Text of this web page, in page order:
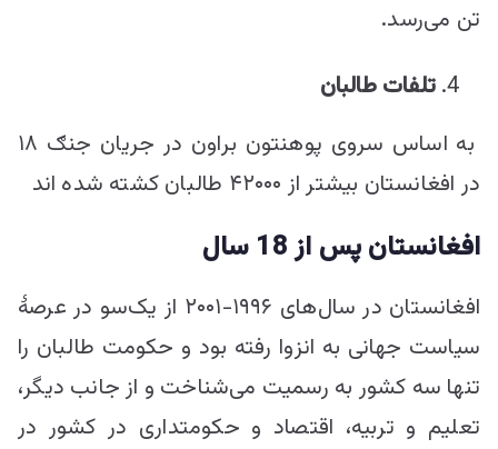
تن می‌رسد.
تلفات طالبان
به اساس سروی پوهنتون براون در جریان جنګ ۱۸
در افغانستان بیشتر از ۴۲۰۰۰ طالبان کشته شده اند
افغانستان پس از18 سال
افغانستان در سال‌های ۱۹۹۶-۲۰۰۱ از یک‌سو در عرصۀ
سیاست جهانی به انزوا رفته بود و حکومت طالبان را
تنها سه کشور به رسمیت می‌شناخت و از جانب دیگر،
تعلیم و تربیه، اقتصاد و حکومتداری در کشور در